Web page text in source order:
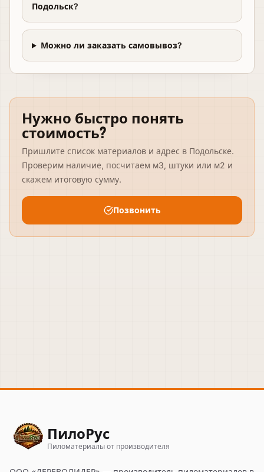
Подольск?
Можно ли заказать самовывоз?
Нужно быстро понять
стоимость?
Пришлите список материалов и адрес в Подольске.
Проверим наличие, посчитаем м3, штуки или м2 и
скажем итоговую сумму.
Позвонить
ПилоРус
Пиломатериалы от производителя